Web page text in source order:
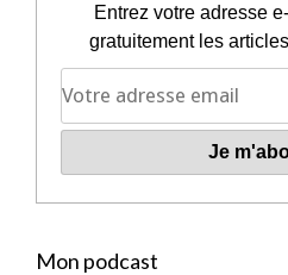
Entrez votre adresse
gratuitement les
Mon podcast